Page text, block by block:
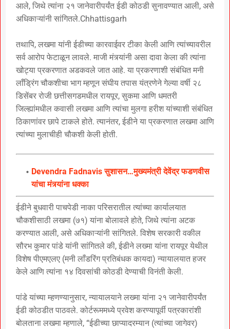
आले, जिथे त्यांना २१ जानेवारीपर्यंत ईडी कोठडी सुनावण्यात आली, असे
अधिकाऱ्यांनी सांगितले.Chhattisgarh
तथापि, लखमा यांनी ईडीच्या कारवाईवर टीका केली आणि त्यांच्यावरील
सर्व आरोप फेटाळून लावले. माजी मंत्र्यांनी असा दावा केला की त्यांना
खोट्या प्रकरणात अडकवले जात आहे. या प्रकरणाशी संबंधित मनी
लाँड्रिंग चौकशीचा भाग म्हणून संघीय तपास यंत्रणेने गेल्या वर्षी २८
डिसेंबर रोजी छत्तीसगडमधील रायपूर, सुकमा आणि धमतरी
जिल्ह्यांमधील कवासी लखमा आणि त्यांचा मुलगा हरीश यांच्याशी संबंधित
ठिकाणांवर छापे टाकले होते. त्यानंतर, ईडीने या प्रकरणात लखमा आणि
त्यांच्या मुलाचीही चौकशी केली होती.
Devendra Fadnavis सुशासन…मुख्यमंत्री देवेंद्र फडणवीस
यांचा मंत्र्यांना धक्का
ईडीने बुधवारी पाचपेडी नाका परिसरातील त्यांच्या कार्यालयात
चौकशीसाठी लखमा (७१) यांना बोलावले होते, जिथे त्यांना अटक
करण्यात आली, असे अधिकाऱ्यांनी सांगितले. विशेष सरकारी वकील
सौरभ कुमार पांडे यांनी सांगितले की, ईडीने लख्मा यांना रायपूर येथील
विशेष पीएमएलए (मनी लाँडरिंग प्रतिबंधक कायदा) न्यायालयात हजर
केले आणि त्यांना १४ दिवसांची कोठडी देण्याची विनंती केली.
पांडे यांच्या म्हणण्यानुसार, न्यायालयाने लख्मा यांना २१ जानेवारीपर्यंत
ईडी कोठडीत पाठवले. कोर्टरूममध्ये प्रवेश करण्यापूर्वी पत्रकारांशी
बोलताना लखमा म्हणाले, “ईडीच्या छाप्यादरम्यान (त्यांच्या जागेवर)